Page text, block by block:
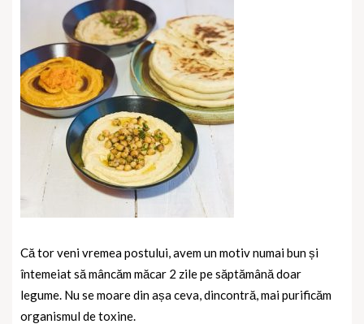
Că tor veni vremea postului, avem un motiv numai bun și
întemeiat să mâncăm măcar 2 zile pe săptămână doar
legume. Nu se moare din așa ceva, dincontră, mai purificăm
organismul de toxine.